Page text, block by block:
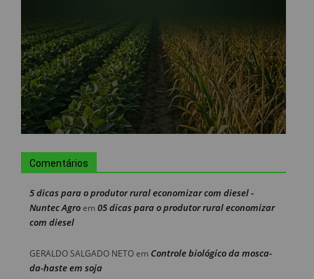
Comentários
5 dicas para o produtor rural economizar com diesel -
Nuntec Agroem 05 dicas para o produtor rural economizar
com diesel
GERALDO SALGADO NETOem Controle biológico da mosca-
da-haste em soja